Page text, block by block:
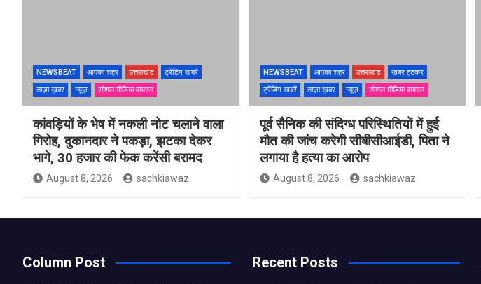
NEWSBEAT आपका शहर उत्तराखंड
ट्रेंडिंग खबरें
ताज़ा ख़बर
न्यूज़ सोशल मीडिया वायरल
कांवड़ियों के भेष में नकली नोट चलाने वाला
गिरोह, दुकानदार ने पकड़ा, झटका देकर
भागे, 30 हजार की फेक करेंसी बरामद
August 8, 2026 sachkiawaz
NEWSBEAT आपका शहर उत्तराखंड
खबर हटकर
ट्रेंडिंग खबरें
ताज़ा ख़बर न्यूज़ सोशल मीडिया वायरल
पूर्व सैनिक की संदिग्ध परिस्थितियों में हुई
मौत की जांच करेगी सीबीसीआईडी, पिता ने
लगाया है हत्या का आरोप
August 8, 2026 sachkiawaz
Column Post Recent Posts